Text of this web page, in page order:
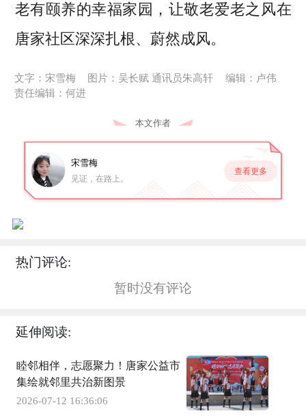
老有颐养的幸福家园，让敬老爱老之风在
唐家社区深深扎根、蔚然成风。
文字：宋雪梅 图片：吴长赋 通讯员朱高轩
编辑：卢伟
责任编辑：何进
本文作者
宋雪梅
见证，在路上。
查看更多
热门评论:
暂时没有评论
延伸阅读:
睦邻相伴，志愿聚力！唐家公益市
集绘就邻里共治新图景
2026-07-12 16:36:06